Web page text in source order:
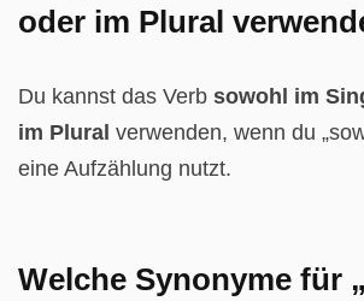
oder im Plural
Du kannst das Verb sowohl im
im Plural verwenden, wenn du
eine Aufzählung nutzt.
Welche Synonyme für